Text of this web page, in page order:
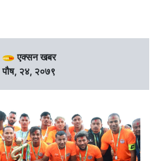
एक्सन खबर
पौष, २४, २०७९